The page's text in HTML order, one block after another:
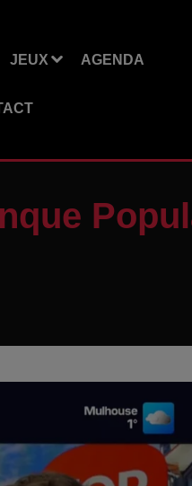
JEUX AGENDA